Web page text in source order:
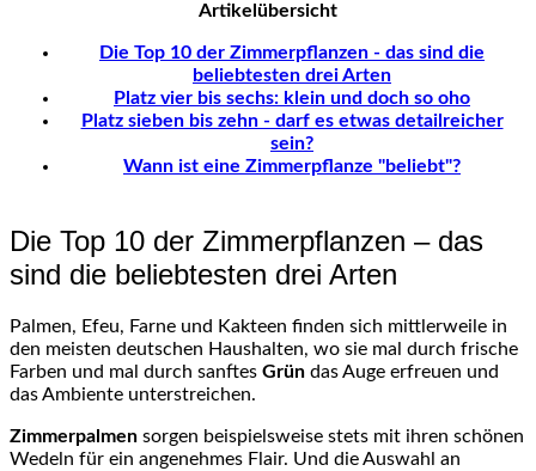
Artikelübersicht
Die Top 10 der Zimmerpflanzen - das sind die
beliebtesten drei Arten
Platz vier bis sechs: klein und doch so oho
Platz sieben bis zehn - darf es etwas detailreicher
sein?
Wann ist eine Zimmerpflanze "beliebt"?
Die Top 10 der Zimmerpflanzen – das
sind die beliebtesten drei Arten
Palmen, Efeu, Farne und Kakteen finden sich mittlerweile in
den meisten deutschen Haushalten, wo sie mal durch frische
Farben und mal durch sanftes Grün das Auge erfreuen und
das Ambiente unterstreichen.
Zimmerpalmen sorgen beispielsweise stets mit ihren schönen
Wedeln für ein angenehmes Flair. Und die Auswahl an